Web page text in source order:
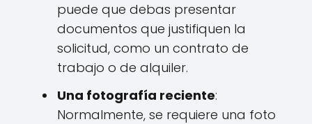
puede que debas presentar
documentos que justifiquen la
solicitud, como un contrato de
trabajo o de alquiler.
Una fotografía reciente:
Normalmente, se requiere una foto